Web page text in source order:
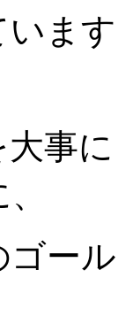
いま
事
ゴー